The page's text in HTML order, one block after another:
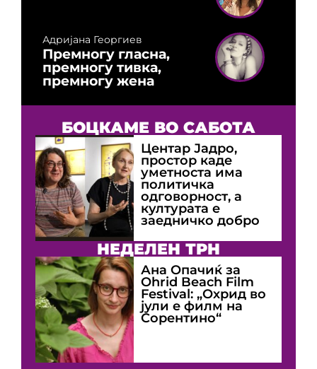
Адријана Георгиев
Премногу гласна,
премногу тивка,
премногу жена
БОЦКАМЕ ВО САБОТА
Центар Јадро,
простор каде
уметноста има
политичка
одговорност, а
културата е
заедничко добро
НЕДЕЛЕН ТРН
Ана Опачиќ за
Оhrid Beach Film
Festival: „Охрид во
јули е филм на
Сорентино“